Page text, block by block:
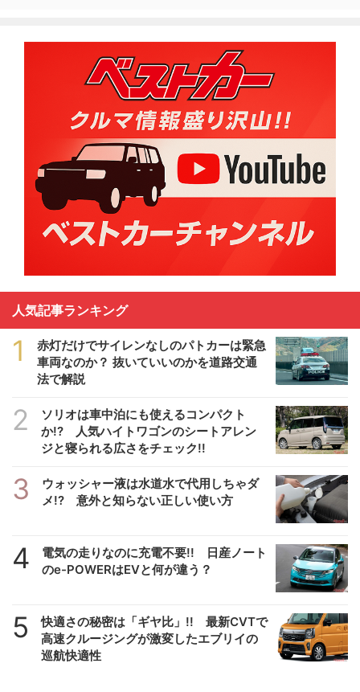
人気記事ランキング
1
赤灯だけでサイレンなしのパトカーは緊急
車両なのか？ 抜いていいのかを道路交通
法で解説
2
ソリオは車中泊にも使えるコンパクト
か!? 人気ハイトワゴンのシートアレン
ジと寝られる広さをチェック!!
3
ウォッシャー液は水道水で代用しちゃダ
メ!? 意外と知らない正しい使い方
4
電気の走りなのに充電不要!! 日産ノート
のe-POWERはEVと何が違う？
5
快適さの秘密は「ギヤ比」!! 最新CVTで
高速クルージングが激変したエブリイの
巡航快適性